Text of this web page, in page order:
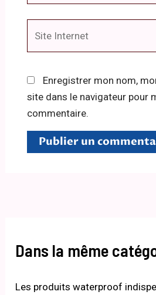
Enregistrer mon nom,
site dans le navigateur pour
commentaire.
Dans la même
Les produits waterproof